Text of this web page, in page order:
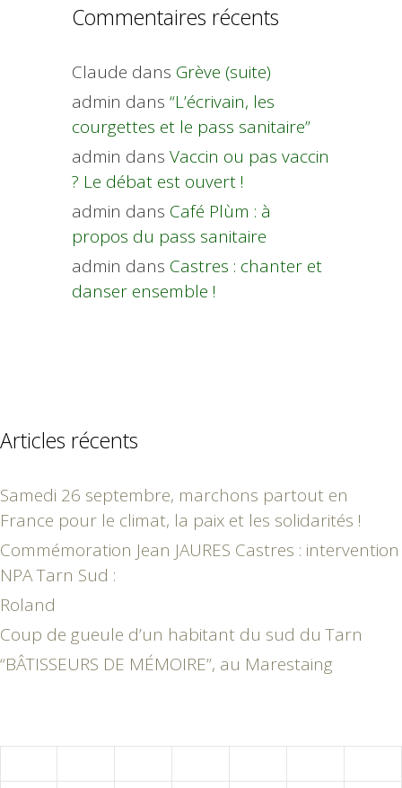
Commentaires récents
Claude dans Grève (suite)
admin dans “L’écrivain, les
courgettes et le pass sanitaire”
admin dans Vaccin ou pas vaccin
? Le débat est ouvert !
admin dans Café Plùm : à
propos du pass sanitaire
admin dans Castres : chanter et
danser ensemble !
Articles récents
Samedi 26 septembre, marchons partout en
France pour le climat, la paix et les solidarités !
Commémoration Jean JAURES Castres : intervention
NPA Tarn Sud :
Roland
Coup de gueule d’un habitant du sud du Tarn
“BÂTISSEURS DE MÉMOIRE”, au Marestaing